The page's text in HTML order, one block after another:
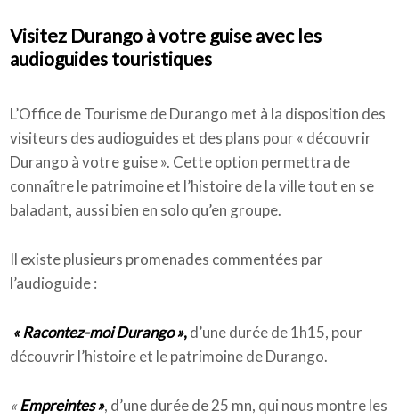
Visitez Durango à votre guise avec les
audioguides touristiques
L’Office de Tourisme de Durango met à la disposition des
visiteurs des audioguides et des plans pour « découvrir
Durango à votre guise ». Cette option permettra de
connaître le patrimoine et l’histoire de la ville tout en se
baladant, aussi bien en solo qu’en groupe.
Il existe plusieurs promenades commentées par
l’audioguide :
« Racontez-moi Durango »,d’une durée de 1h15, pour
découvrir l’histoire et le patrimoine de Durango.
«Empreintes », d’une durée de 25 mn, qui nous montre les